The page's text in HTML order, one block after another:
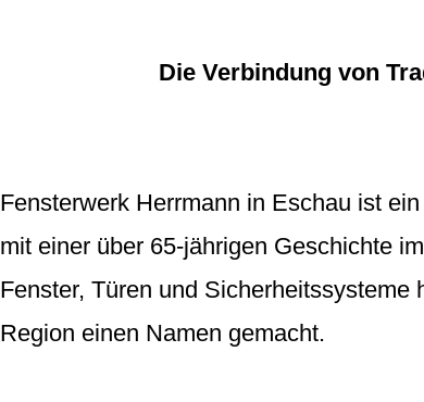
Die Verbindung von
Fensterwerk Herrmann in Eschau ist
mit einer über 65-jährigen Geschichte
Fenster, Türen und Sicherheitssysteme
Region einen Namen gemacht.